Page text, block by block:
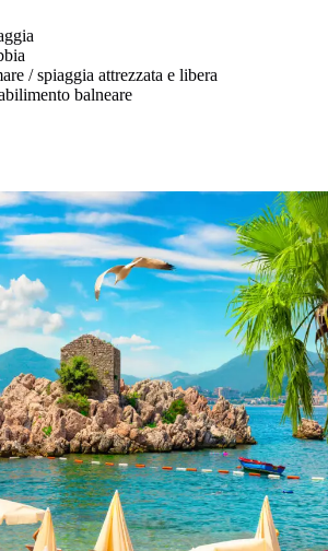
/ spiaggia attrezzata e libera
balneare